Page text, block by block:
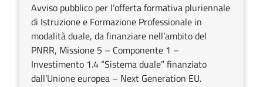
Avviso pubblico per l’offerta formativa pluriennale
di Istruzione e Formazione Professionale in
modalità duale, da finanziare nell’ambito del
PNRR, Missione 5 – Componente 1 –
Investimento 1.4 “Sistema duale” finanziato
dall’Unione europea – Next Generation EU.